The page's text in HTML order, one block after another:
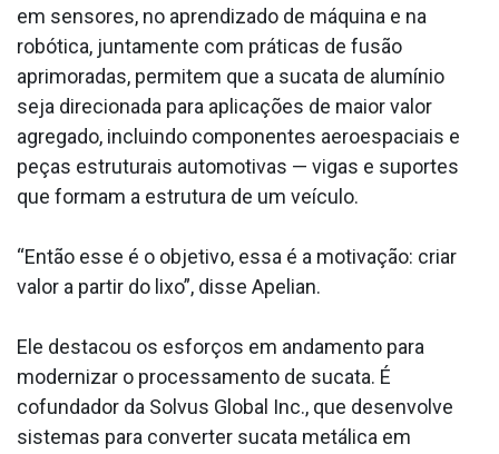
em sensores, no aprendizado de máquina e na
robótica, juntamente com práticas de fusão
aprimoradas, permitem que a sucata de alumínio
seja direcionada para aplicações de maior valor
agregado, incluindo componentes aeroespaciais e
peças estruturais automotivas — vigas e suportes
que formam a estrutura de um veículo.
“Então esse é o objetivo, essa é a motivação: criar
valor a partir do lixo”, disse Apelian.
Ele destacou os esforços em andamento para
modernizar o processamento de sucata. É
cofundador da Solvus Global Inc., que desenvolve
sistemas para converter sucata metálica em